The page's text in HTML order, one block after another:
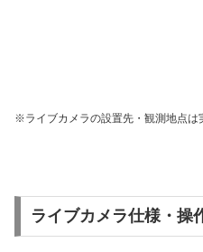
※ライブカメラの設置先・観測地点は
ライブカメラ仕様・操